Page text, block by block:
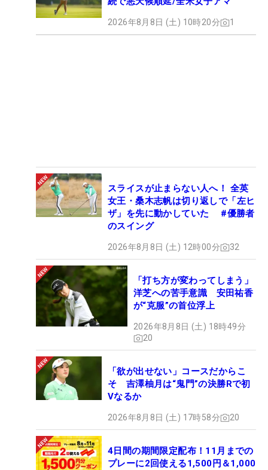
2026年8月8日 (土) 10時20分 1
スライスが止まらない人へ！ 全英
女王・桑木志帆は切り返しで「左ヒ
ザ」を先に動かしていた #優勝者
のスイング
2026年8月8日 (土) 12時00分 32
「打ち方が変わってしまう」
洋芝への苦手意識 安田祐香
が“克服”の首位浮上
2026年8月8日 (土) 18時49分
20
「欲が出せない」コースだからこ
そ 吉澤柚月は“鬼門”の決勝Rで初
Vなるか
2026年8月8日 (土) 17時58分 20
4日間の期間限定配布！11月までの
プレーに2回使える1,500円＆1,000